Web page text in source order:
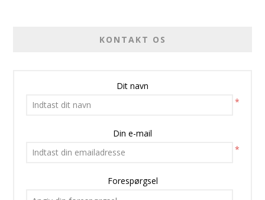
KONTAKT OS
Dit navn
*
Din e-mail
*
Forespørgsel